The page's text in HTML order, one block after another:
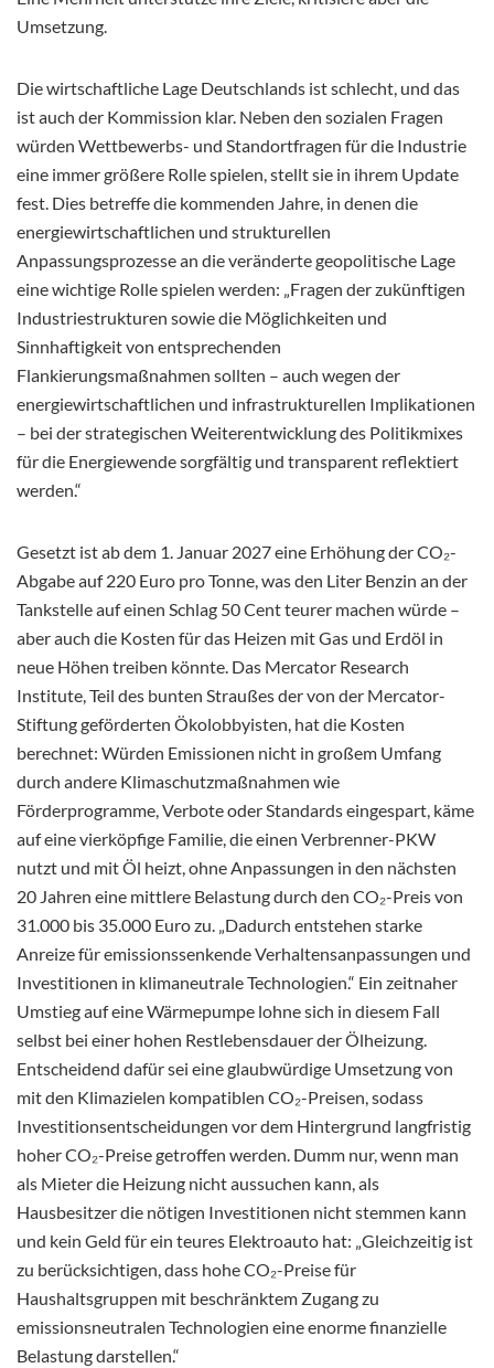
Umsetzung.
Die wirtschaftliche Lage Deutschlands ist schlecht, und das
ist auch der Kommission klar. Neben den sozialen Fragen
würden Wettbewerbs- und Standortfragen für die Industrie
eine immer größere Rolle spielen, stellt sie in ihrem Update
fest. Dies betreffe die kommenden Jahre, in denen die
energiewirtschaftlichen und strukturellen
Anpassungsprozesse an die veränderte geopolitische Lage
eine wichtige Rolle spielen werden: „Fragen der zukünftigen
Industriestrukturen sowie die Möglichkeiten und
Sinnhaftigkeit von entsprechenden
Flankierungsmaßnahmen sollten – auch wegen der
energiewirtschaftlichen und infrastrukturellen Implikationen
– bei der strategischen Weiterentwicklung des Politikmixes
für die Energiewende sorgfältig und transparent reflektiert
werden.“
Gesetzt ist ab dem 1. Januar 2027 eine Erhöhung der CO₂-
Abgabe auf 220 Euro pro Tonne, was den Liter Benzin an der
Tankstelle auf einen Schlag 50 Cent teurer machen würde –
aber auch die Kosten für das Heizen mit Gas und Erdöl in
neue Höhen treiben könnte. Das Mercator Research
Institute, Teil des bunten Straußes der von der Mercator-
Stiftung geförderten Ökolobbyisten, hat die Kosten
berechnet: Würden Emissionen nicht in großem Umfang
durch andere Klimaschutzmaßnahmen wie
Förderprogramme, Verbote oder Standards eingespart, käme
auf eine vierköpfige Familie, die einen Verbrenner-PKW
nutzt und mit Öl heizt, ohne Anpassungen in den nächsten
20 Jahren eine mittlere Belastung durch den CO₂-Preis von
31.000 bis 35.000 Euro zu. „Dadurch entstehen starke
Anreize für emissionssenkende Verhaltensanpassungen und
Investitionen in klimaneutrale Technologien.“ Ein zeitnaher
Umstieg auf eine Wärmepumpe lohne sich in diesem Fall
selbst bei einer hohen Restlebensdauer der Ölheizung.
Entscheidend dafür sei eine glaubwürdige Umsetzung von
mit den Klimazielen kompatiblen CO₂-Preisen, sodass
Investitionsentscheidungen vor dem Hintergrund langfristig
hoher CO₂-Preise getroffen werden. Dumm nur, wenn man
als Mieter die Heizung nicht aussuchen kann, als
Hausbesitzer die nötigen Investitionen nicht stemmen kann
und kein Geld für ein teures Elektroauto hat: „Gleichzeitig ist
zu berücksichtigen, dass hohe CO₂-Preise für
Haushaltsgruppen mit beschränktem Zugang zu
emissionsneutralen Technologien eine enorme finanzielle
Belastung darstellen.“